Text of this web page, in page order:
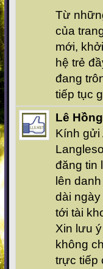
Từ
của
mới,
hệ trẻ
đang
tiếp tục
Lê
Kính gửi
đăng tin
lên
dài
tới tài
Xin lưu
không
trực tiếp